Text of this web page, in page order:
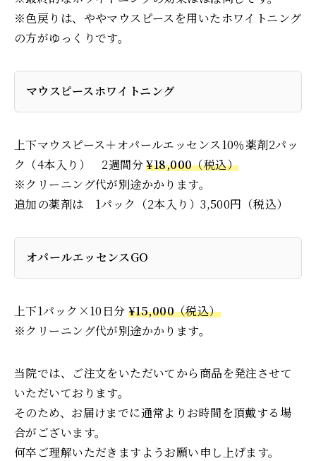
※色戻りは、ややマウスピースを用いたホワイトニング
の方がゆっくりです。
マウスピースホワイトニング
上下マウスピース＋オパールエッセンス10％薬剤2パッ
ク（4本入り） 2週間分¥18,000（税込）
※クリーニング代が別途かかります。
追加の薬剤は 1パック（2本入り）3,500円（税込）
オパールエッセンスGO
上下1パック×10日分¥15,000（税込）
※クリーニング代が別途かかります。
当院では、ご注文をいただいてから商品を発注させて
いただいております。
そのため、お届けまでに通常よりお時間を頂戴する場
合がございます。
何卒ご理解いただきますようお願い申し上げます。